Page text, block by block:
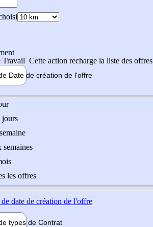
Travail Cette action recharge la liste des offres
Date de création de l'offre
de l'offre
jours
semaines
les offres
date de création de l'offre
types de Contrat